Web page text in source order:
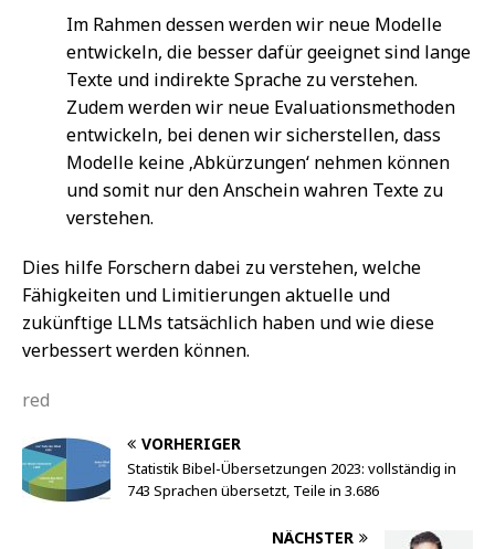
Im Rahmen dessen werden wir neue Modelle
entwickeln, die besser dafür geeignet sind lange
Texte und indirekte Sprache zu verstehen.
Zudem werden wir neue Evaluationsmethoden
entwickeln, bei denen wir sicherstellen, dass
Modelle keine ‚Abkürzungen‘ nehmen können
und somit nur den Anschein wahren Texte zu
verstehen.
Dies hilfe Forschern dabei zu verstehen, welche
Fähigkeiten und Limitierungen aktuelle und
zukünftige LLMs tatsächlich haben und wie diese
verbessert werden können.
red
VORHERIGER
Statistik Bibel-Übersetzungen 2023: vollständig in
743 Sprachen übersetzt, Teile in 3.686
NÄCHSTER